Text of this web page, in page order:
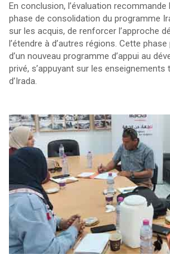
En conclusion, l’évaluation recommande
phase de consolidation du programme
sur les acquis, de renforcer l’approche
l’étendre à d’autres régions. Cette
d’un nouveau programme d’appui au
privé, s’appuyant sur les enseignements
d’Irada.